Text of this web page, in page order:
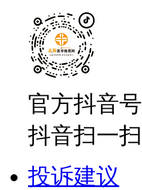
官方抖音号
抖音扫一扫
投诉建议